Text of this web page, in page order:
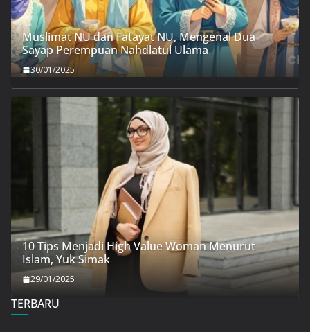
Muslimat NU dan Fatayat NU, Mengenal Dua
Sayap Perempuan Nahdlatul Ulama
30/01/2025
10 Tips Menjadi High Value Woman Menurut
Islam, Yuk Simak
29/01/2025
TERBARU